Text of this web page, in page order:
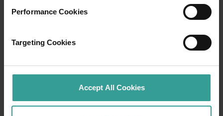
Performance Cookies
Targeting Cookies
Accept All Cookies
验公路自驾的浪漫。你的行程可以从澳大利亚
阳光最充足的首府城市和繁荣的文化中心——珀
具的餐饮场所将为你的旅行奉上田园诗般的开